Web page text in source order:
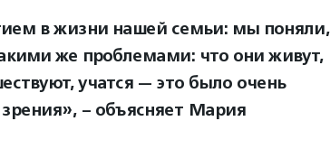
в жизни нашей семьи: мы поняли,
же проблемами: что они живут,
учатся — это было очень
– объясняет Мария